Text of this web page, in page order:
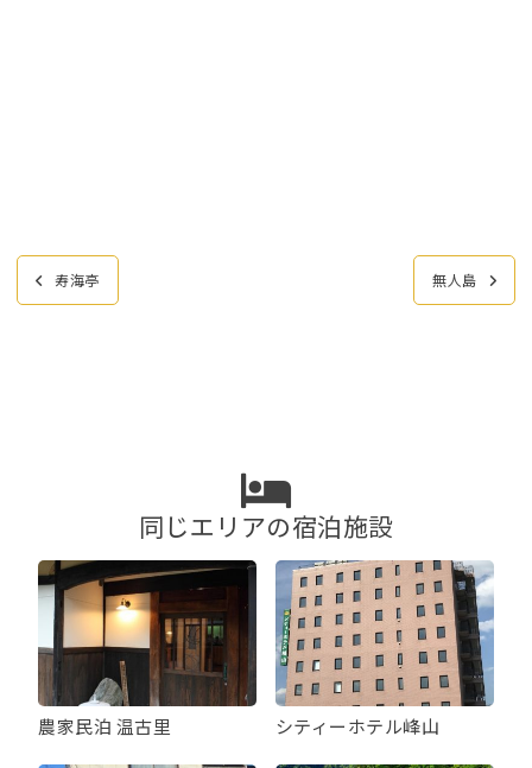
投
稿
寿海亭 無人島
同じエリアの宿泊施設
農家民泊 温古里 シティーホテル峰山